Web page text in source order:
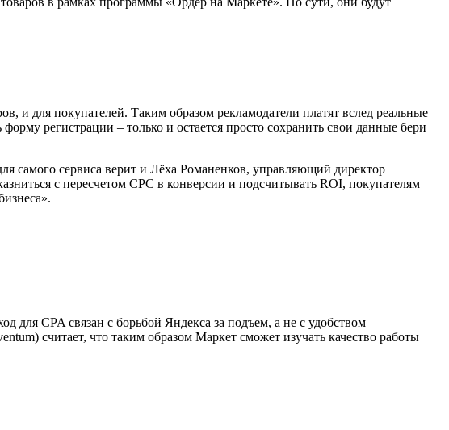
и для покупателей. Таким образом рекламодатели платят вслед реальные
регистрации – только и остается просто сохранить свои данные бери
самого сервиса верит и Лёха Романенков, управляющий директор
с пересчетом CPC в конверсии и подсчитывать ROI, покупателям
для CPA связан с борьбой Яндекса за подъем, а не с удобством
считает, что таким образом Маркет сможет изучать качество работы